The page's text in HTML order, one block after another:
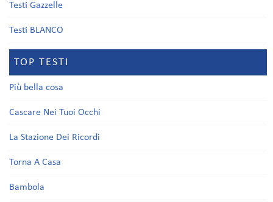
Testi Gazzelle
Testi BLANCO
TOP TESTI
Più bella cosa
Cascare Nei Tuoi Occhi
La Stazione Dei Ricordi
Torna A Casa
Bambola